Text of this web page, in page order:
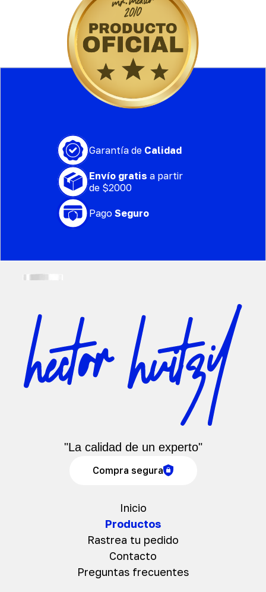
Garantía de Calidad
Envío gratis a partir
de $2000
PagoSeguro
Inicio
Productos
Rastrea tu pedido
Contacto
Preguntas frecuentes
"La calidad de un experto"
Compra segura